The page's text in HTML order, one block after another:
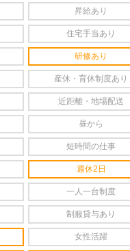
昇給あり
住宅手当あり
研修あり
産休・育休制度あり
近距離・地場配送
昼から
短時間の仕事
週休2日
一人一台制度
制服貸与あり
女性活躍